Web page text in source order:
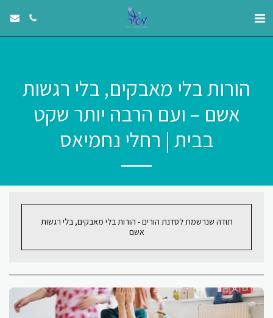
הורות בלי מאבקים, בלי רגשות
אשם – ועם הרבה יותר שקט
בבית | רחלי נחמיאס
תודה שנרשמת לסדנת הורים - הורות בלי מאבקים, בלי רגשות
אשם